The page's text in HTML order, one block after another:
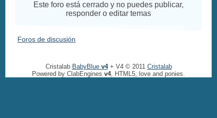
Este foro está cerrado y no puedes publicar,
responder o editar temas
Foros de discusión
Cristalab BabyBlue v4+ V4 © 2011 Cristalab
Powered by ClabEngines v4, HTML5, love and ponies.